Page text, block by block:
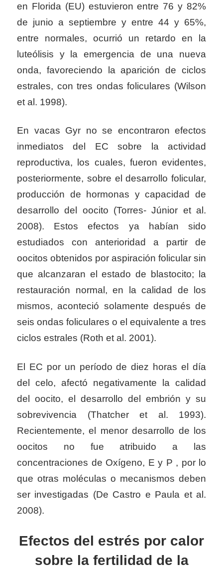
en Florida (EU) estuvieron entre 76 y 82%
de junio a septiembre y entre 44 y 65%,
entre normales, ocurrió un retardo en la
luteólisis y la emergencia de una nueva
onda, favoreciendo la aparición de ciclos
estrales, con tres ondas foliculares (Wilson
et al. 1998).
En vacas Gyr no se encontraron efectos
inmediatos del EC sobre la actividad
reproductiva, los cuales, fueron evidentes,
posteriormente, sobre el desarrollo folicular,
producción de hormonas y capacidad de
desarrollo del oocito (Torres- Júnior et al.
2008). Estos efectos ya habían sido
estudiados con anterioridad a partir de
oocitos obtenidos por aspiración folicular sin
que alcanzaran el estado de blastocito; la
restauración normal, en la calidad de los
mismos, aconteció solamente después de
seis ondas foliculares o el equivalente a tres
ciclos estrales (Roth et al. 2001).
El EC por un período de diez horas el día
del celo, afectó negativamente la calidad
del oocito, el desarrollo del embrión y su
sobrevivencia (Thatcher et al. 1993).
Recientemente, el menor desarrollo de los
oocitos no fue atribuido a las
concentraciones de Oxígeno, E y P , por lo
que otras moléculas o mecanismos deben
ser investigadas (De Castro e Paula et al.
2008).
Efectos del estrés por calor
sobre la fertilidad de la